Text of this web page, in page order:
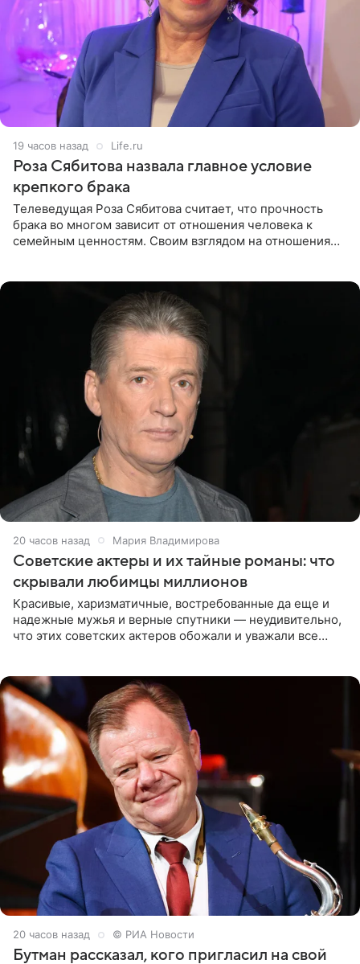
19 часов назад Life.ru
Роза Сябитова назвала главное условие
крепкого брака
Телеведущая Роза Сябитова считает, что прочность
брака во многом зависит от отношения человека к
семейным ценностям. Своим взглядом на отношения
20 часов назад Мария Владимирова
Советские актеры и их тайные романы: что
скрывали любимцы миллионов
Красивые, харизматичные, востребованные да еще и
надежные мужья и верные спутники — неудивительно,
что этих советских актеров обожали и уважали все
20 часов назад © РИА Новости
Бутман рассказал, кого пригласил на свой